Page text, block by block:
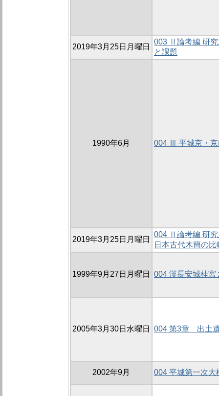
2019年3月25日月曜日
003 Ⅱ論考編 研
と課題
1990年6月 004 Ⅲ 平城京・
2019年3月25日月曜日
004 Ⅱ論考編 研
日本古代木簡の比
1999年9月27日月曜日 004 漢長安城桂宮
2005年3月30日水曜日 004 第3章 出土
2002年9月 004 平城第一次大